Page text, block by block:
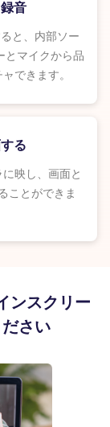
音
と、内部ソー
とマイクから品
できます。
る
映し、画面と
ことができま
ンスクリー
さい